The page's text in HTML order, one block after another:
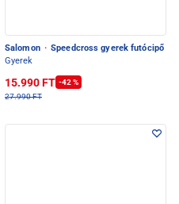
Salomon · Speedcross gyerek futócipő
Gyerek
15.990 FT -42 %
27.990 FT